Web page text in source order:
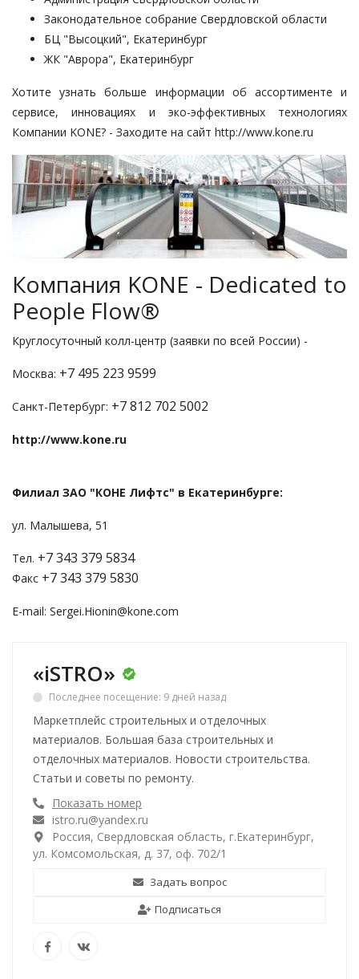
Законодательное собрание Свердловской области
БЦ "Высоцкий", Екатеринбург
ЖК "Аврора", Екатеринбург
Хотите узнать больше информации об ассортименте и
сервисе, инновациях и эко-эффективных технологиях
Компании KONE? - Заходите на сайт http://www.kone.ru
Компания KONE - Dedicated to
People Flow®
Круглосуточный колл-центр (заявки по всей России) -
Москва: +7 495 223 9599
Санкт-Петербург: +7 812 702 5002
http://www.kone.ru
Филиал ЗАО "КОНЕ Лифтс" в Екатеринбурге:
ул. Малышева, 51
Тел. +7 343 379 5834
Факс +7 343 379 5830
E-mail: Sergei.Hionin@kone.com
«iSTRO»
Последнее посещение: 9 дней назад
Маркетплейс строительных и отделочных
материалов. Большая база строительных и
отделочных материалов. Новости строительства.
Статьи и советы по ремонту.
Показать номер
istro.ru@yandex.ru
Россия, Свердловская область, г.Екатеринбург,
ул. Комсомольская, д. 37, оф. 702/1
Задать вопрос
Подписаться